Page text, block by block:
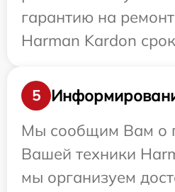
гарантию на
Harman Kardon
5
Мы сообщим Вам о
Вашей техники
мы организуем